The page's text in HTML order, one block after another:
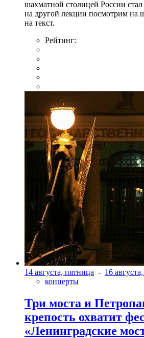
шахматной столицей России
на другой лекции посмотрим на
на текст.
Рейтинг:
14 августа, пятница - 16
концерты
Три моста и
крепость охватит
«Ленинградские